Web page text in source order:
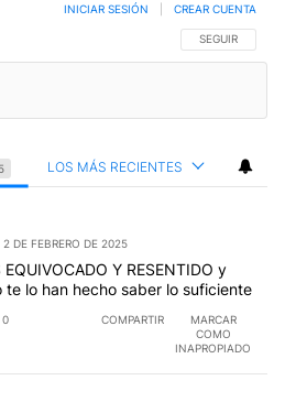
SIGA ESTA
SEGUIR
INICIAR SESIÓN CREAR CUENTA
LOS MÁS RECIENTES
2 DE FEBRERO DE 2025
Y RESENTIDO y
te lo han hecho saber lo suficiente
0 COMPARTIR
MARCAR
COMO
INAPROPIADO